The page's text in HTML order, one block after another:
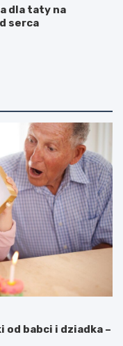
dla taty na
serca
babci i dziadka –